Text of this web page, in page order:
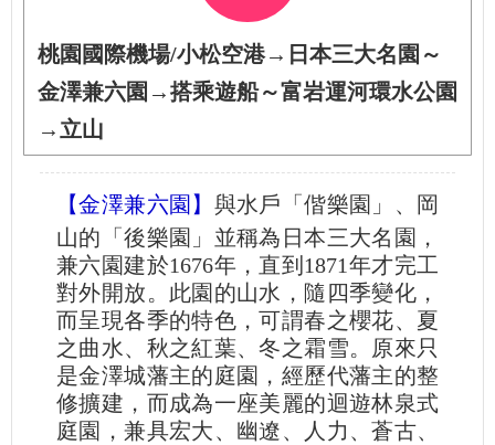
桃園國際機場/小松空港→日本三大名園～
金澤兼六園→搭乘遊船～富岩運河環水公園
→立山
【金澤兼六園】 與水戶「偕樂園」、岡
山的「後樂園」並稱為日本三大名園，
兼六園建於1676年，直到1871年才完工
對外開放。此園的山水，隨四季變化，
而呈現各季的特色，可謂春之櫻花、夏
之曲水、秋之紅葉、冬之霜雪。原來只
是金澤城藩主的庭園，經歷代藩主的整
修擴建，而成為一座美麗的迴遊林泉式
庭園，兼具宏大、幽遼、人力、蒼古、